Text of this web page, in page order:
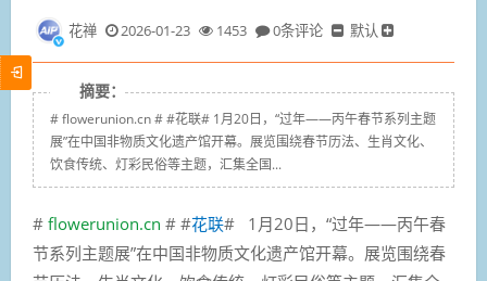
花禅 2026-01-23 1453 0条评论 默认
摘要：
# flowerunion.cn # #花联# 1月20日，“过年——丙午春节系列主题
展”在中国非物质文化遗产馆开幕。展览围绕春节历法、生肖文化、
饮食传统、灯彩民俗等主题，汇集全国...
# flowerunion.cn # #花联# 1月20日，“过年——丙午春
节系列主题展”在中国非物质文化遗产馆开幕。展览围绕春